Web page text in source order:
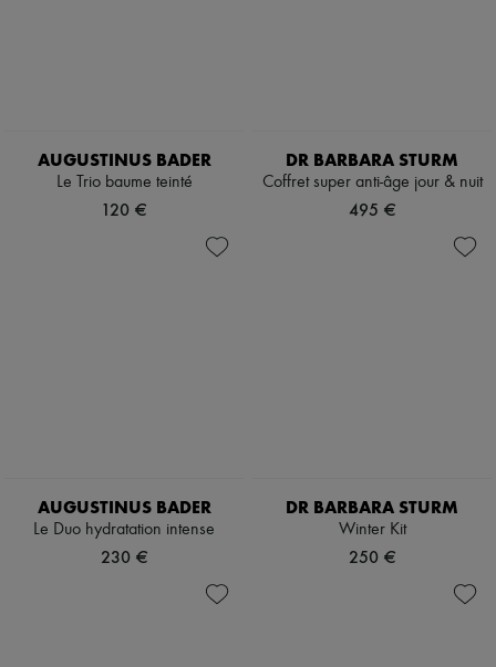
AUGUSTINUS BADER
Le Trio baume teinté
120 €
DR BARBARA STURM
Coffret super anti-âge jour & nuit
495 €
AUGUSTINUS BADER
Le Duo hydratation intense
230 €
DR BARBARA STURM
Winter Kit
250 €